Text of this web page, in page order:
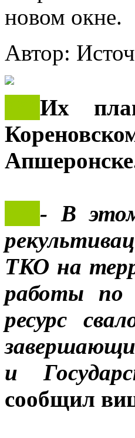
Автор:
Их
- В
ТКО на
работы по
ресурс
и
сообщил